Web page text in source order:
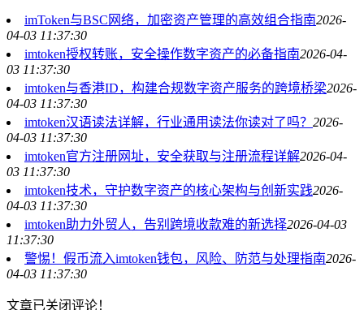
imToken与BSC网络，加密资产管理的高效组合指南2026-
04-03 11:37:30
imtoken授权转账，安全操作数字资产的必备指南2026-04-
03 11:37:30
imtoken与香港ID，构建合规数字资产服务的跨境桥梁2026-
04-03 11:37:30
imtoken汉语读法详解，行业通用读法你读对了吗？ 2026-
04-03 11:37:30
imtoken官方注册网址，安全获取与注册流程详解2026-04-
03 11:37:30
imtoken技术，守护数字资产的核心架构与创新实践2026-
04-03 11:37:30
imtoken助力外贸人，告别跨境收款难的新选择2026-04-03
11:37:30
警惕！假币流入imtoken钱包，风险、防范与处理指南2026-
04-03 11:37:30
文章已关闭评论！